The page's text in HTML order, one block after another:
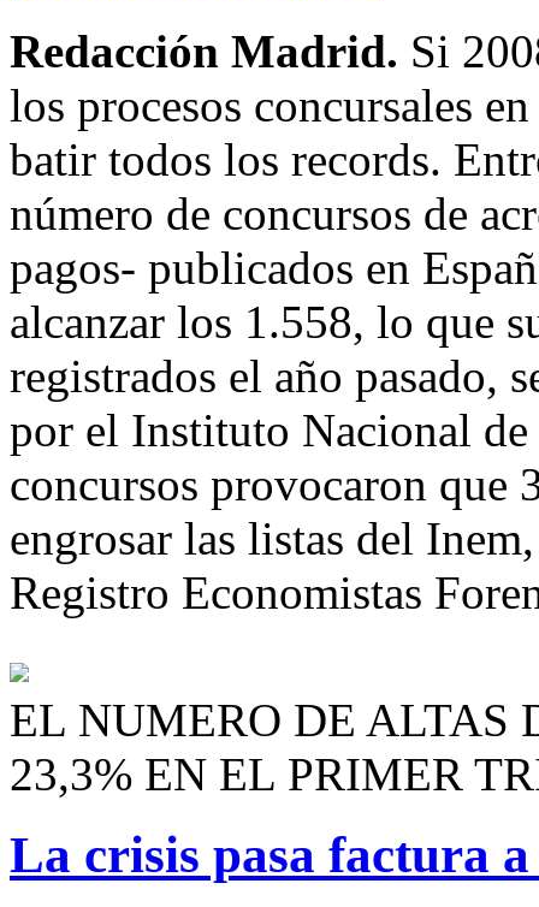
Redacción Madrid. Si
los procesos concursales
batir todos los records.
número de concursos de
pagos- publicados en
alcanzar los 1.558, lo que
registrados el año pasado,
por el Instituto Nacional
concursos provocaron que
engrosar las listas del
Registro Economistas
EL NUMERO DE ALTAS
23,3% EN EL PRIMER
La crisis pasa factura